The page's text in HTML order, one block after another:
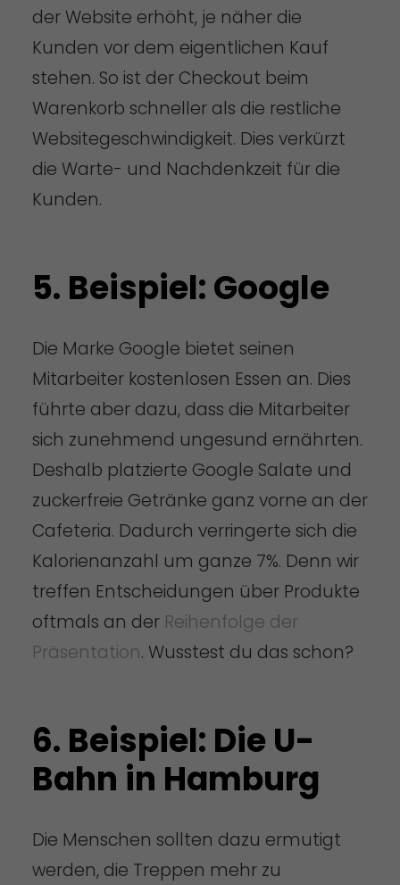
der Website erhöht, je näher die
Kunden vor dem eigentlichen Kauf
stehen. So ist der Checkout beim
Warenkorb schneller als die restliche
Websitegeschwindigkeit. Dies verkürzt
die Warte- und Nachdenkzeit für die
Kunden.
5. Beispiel: Google
Die Marke Google bietet seinen
Mitarbeiter kostenlosen Essen an. Dies
führte aber dazu, dass die Mitarbeiter
sich zunehmend ungesund ernährten.
Deshalb platzierte Google Salate und
zuckerfreie Getränke ganz vorne an der
Cafeteria. Dadurch verringerte sich die
Kalorienanzahl um ganze 7%. Denn wir
treffen Entscheidungen über Produkte
oftmals an der Reihenfolge der
Präsentation. Wusstest du das schon?
6. Beispiel: Die U-
Bahn in Hamburg
Die Menschen sollten dazu ermutigt
werden, die Treppen mehr zu